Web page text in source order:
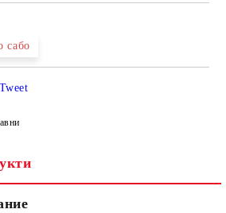
в рамките на работния ден.
сабо
Tweet